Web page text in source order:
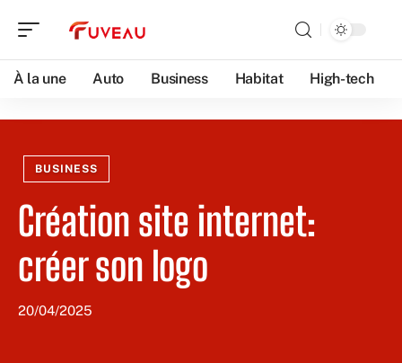
À la une Auto Business Habitat High-tech
BUSINESS
Création site internet:
créer son logo
20/04/2025